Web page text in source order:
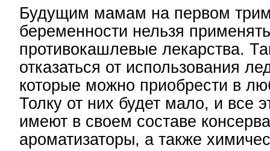
Будущим мамам на первом
беременности нельзя
противокашлевые лекарства.
отказаться от использования
которые можно приобрести в
Толку от них будет мало, и все
имеют в своем составе
ароматизаторы, а также